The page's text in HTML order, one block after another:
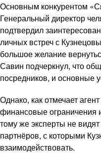
Основным конкурентом
Генеральный директор
подтвердил
личных встреч с
большое желание
Савин подчеркнул, что
посредников, и основные
Однако, как отмечает
финансовые
тому же эксперты не
партнёров, с которыми
взаимодействовать.